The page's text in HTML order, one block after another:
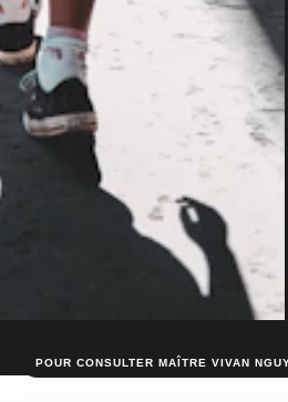
POUR CONSULTER MAÎTRE VIVAN